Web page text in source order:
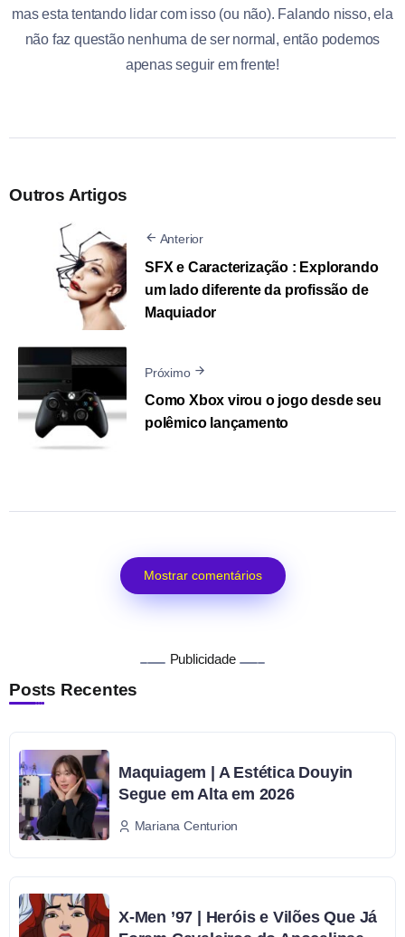
mas esta tentando lidar com isso (ou não). Falando nisso, ela
não faz questão nenhuma de ser normal, então podemos
apenas seguir em frente!
Outros Artigos
Anterior
SFX e Caracterização : Explorando
um lado diferente da profissão de
Maquiador
Próximo
Como Xbox virou o jogo desde seu
polêmico lançamento
Mostrar comentários
Publicidade
Posts Recentes
Maquiagem | A Estética Douyin
Segue em Alta em 2026
Mariana Centurion
X-Men ’97 | Heróis e Vilões Que Já